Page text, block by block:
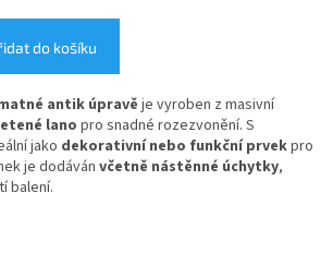
do košíku
antik úpravě je vyroben z masivní
lano pro snadné rozezvonění. S
jako dekorativní nebo funkční prvekpro
je dodáván včetně nástěnné úchytky,
balení.